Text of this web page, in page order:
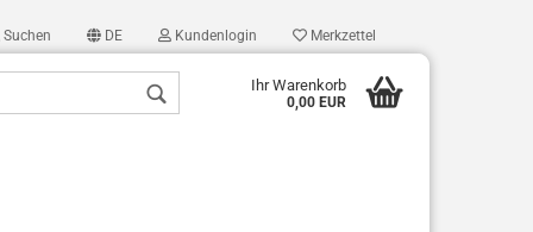
Suchen DE Kundenlogin Merkzettel
Ihr Warenkorb
0,00 EUR